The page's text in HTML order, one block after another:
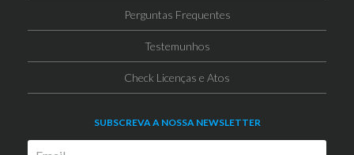
Perguntas Frequentes
Testemunhos
Check Licenças e Atos
SUBSCREVA A NOSSA NEWSLETTER